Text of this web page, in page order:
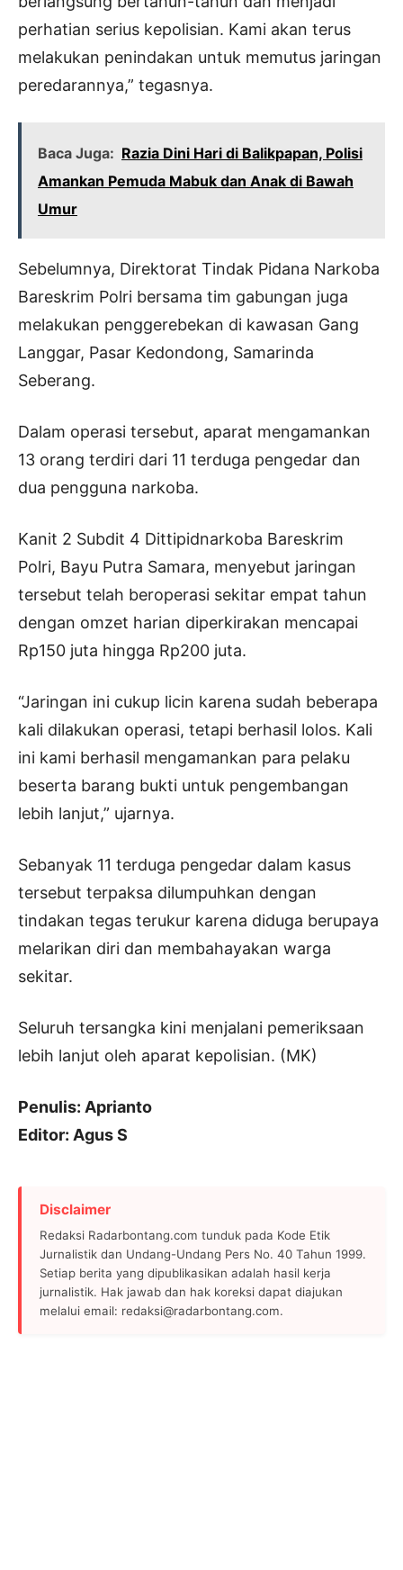
perhatian serius kepolisian. Kami akan terus
melakukan penindakan untuk memutus jaringan
peredarannya,” tegasnya.
Baca Juga: Razia Dini Hari di Balikpapan, Polisi
Amankan Pemuda Mabuk dan Anak di Bawah
Umur
Sebelumnya, Direktorat Tindak Pidana Narkoba
Bareskrim Polri bersama tim gabungan juga
melakukan penggerebekan di kawasan Gang
Langgar, Pasar Kedondong, Samarinda
Seberang.
Dalam operasi tersebut, aparat mengamankan
13 orang terdiri dari 11 terduga pengedar dan
dua pengguna narkoba.
Kanit 2 Subdit 4 Dittipidnarkoba Bareskrim
Polri, Bayu Putra Samara, menyebut jaringan
tersebut telah beroperasi sekitar empat tahun
dengan omzet harian diperkirakan mencapai
Rp150 juta hingga Rp200 juta.
“Jaringan ini cukup licin karena sudah beberapa
kali dilakukan operasi, tetapi berhasil lolos. Kali
ini kami berhasil mengamankan para pelaku
beserta barang bukti untuk pengembangan
lebih lanjut,” ujarnya.
Sebanyak 11 terduga pengedar dalam kasus
tersebut terpaksa dilumpuhkan dengan
tindakan tegas terukur karena diduga berupaya
melarikan diri dan membahayakan warga
sekitar.
Seluruh tersangka kini menjalani pemeriksaan
lebih lanjut oleh aparat kepolisian. (MK)
Penulis: Aprianto
Editor: Agus S
Disclaimer
Redaksi Radarbontang.com tunduk pada Kode Etik
Jurnalistik dan Undang-Undang Pers No. 40 Tahun 1999.
Setiap berita yang dipublikasikan adalah hasil kerja
jurnalistik. Hak jawab dan hak koreksi dapat diajukan
melalui email: redaksi@radarbontang.com.